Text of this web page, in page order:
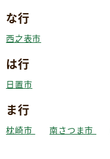
な行
西之表市
は行
日置市
ま行
枕崎市 南さつま市